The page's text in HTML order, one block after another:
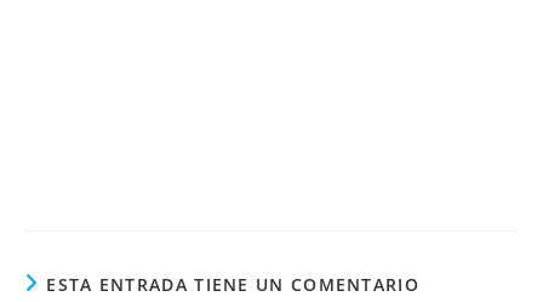
ESTA ENTRADA TIENE UN COMENTARIO